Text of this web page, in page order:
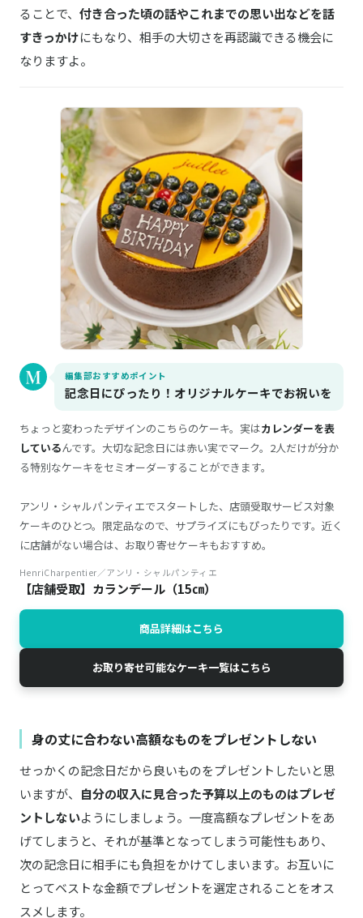
ることで、 付き合った頃の話やこれまでの思い出などを話
すきっかけにもなり、相手の大切さを再認識できる機会に
なりますよ。
編集部おすすめポイント
記念日にぴったり！オリジナルケーキでお祝いを
ちょっと変わったデザインのこちらのケーキ。実はカレンダーを表
しているんです。大切な記念日には赤い実でマーク。2人だけが分か
る特別なケーキをセミオーダーすることができます。
アンリ・シャルパンティエでスタートした、店頭受取サービス対象
ケーキのひとつ。限定品なので、サプライズにもぴったりです。近く
に店舗がない場合は、お取り寄せケーキもおすすめ。
HenriCharpentier／アンリ・シャルパンティエ
【店舗受取】カランデール（15㎝）
商品詳細はこちら
お取り寄せ可能なケーキ一覧はこちら
身の丈に合わない高額なものをプレゼントしない
せっかくの記念日だから良いものをプレゼントしたいと思
いますが、 自分の収入に見合った予算以上のものはプレゼ
ントしないようにしましょう。一度高額なプレゼントをあ
げてしまうと、それが基準となってしまう可能性もあり、
次の記念日に相手にも負担をかけてしまいます。お互いに
とってベストな金額でプレゼントを選定されることをオス
スメします。